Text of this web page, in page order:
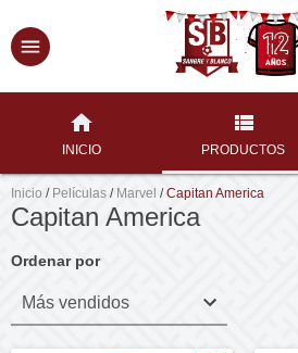
INICIO PRODUCTOS
Inicio / Películas / Marvel / Capitan America
Capitan America
Ordenar por